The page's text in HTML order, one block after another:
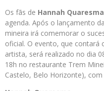
Os fãs de Hannah Quaresma
agenda. Após o lançamento
mineira irá comemorar o
oficial. O evento, que contará
artista, será realizado no dia
18h no restaurante Trem
Castelo, Belo Horizonte),